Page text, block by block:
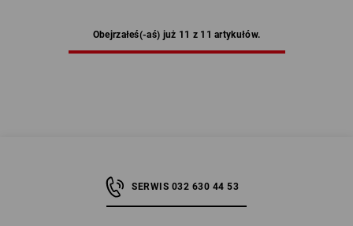
Obejrzałeś(-aś) już 11 z 11 artykułów.
SERWIS 032 630 44 53